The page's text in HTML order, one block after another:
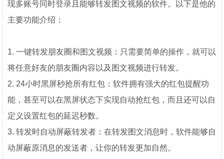
现多账号同时登录且能够转发图文视频的软件。以下是他的
主要功能介绍：
1. 一键转发朋友圈和图文视频：只需要简单的操作，就可以
将任意好友的朋友圈内容以及图文视频进行转发。
2. 24小时黑屏秒抢所有红包：软件拥有强大的红包提醒功
能，甚至可以在黑屏状态下实现自动抢红包，而且还可以自
定义设置红包的延迟秒数。
3. 转发时自动屏蔽转发者：在转发图文消息时，软件能够自
动屏蔽原消息的发送者，让你的转发更加自然。